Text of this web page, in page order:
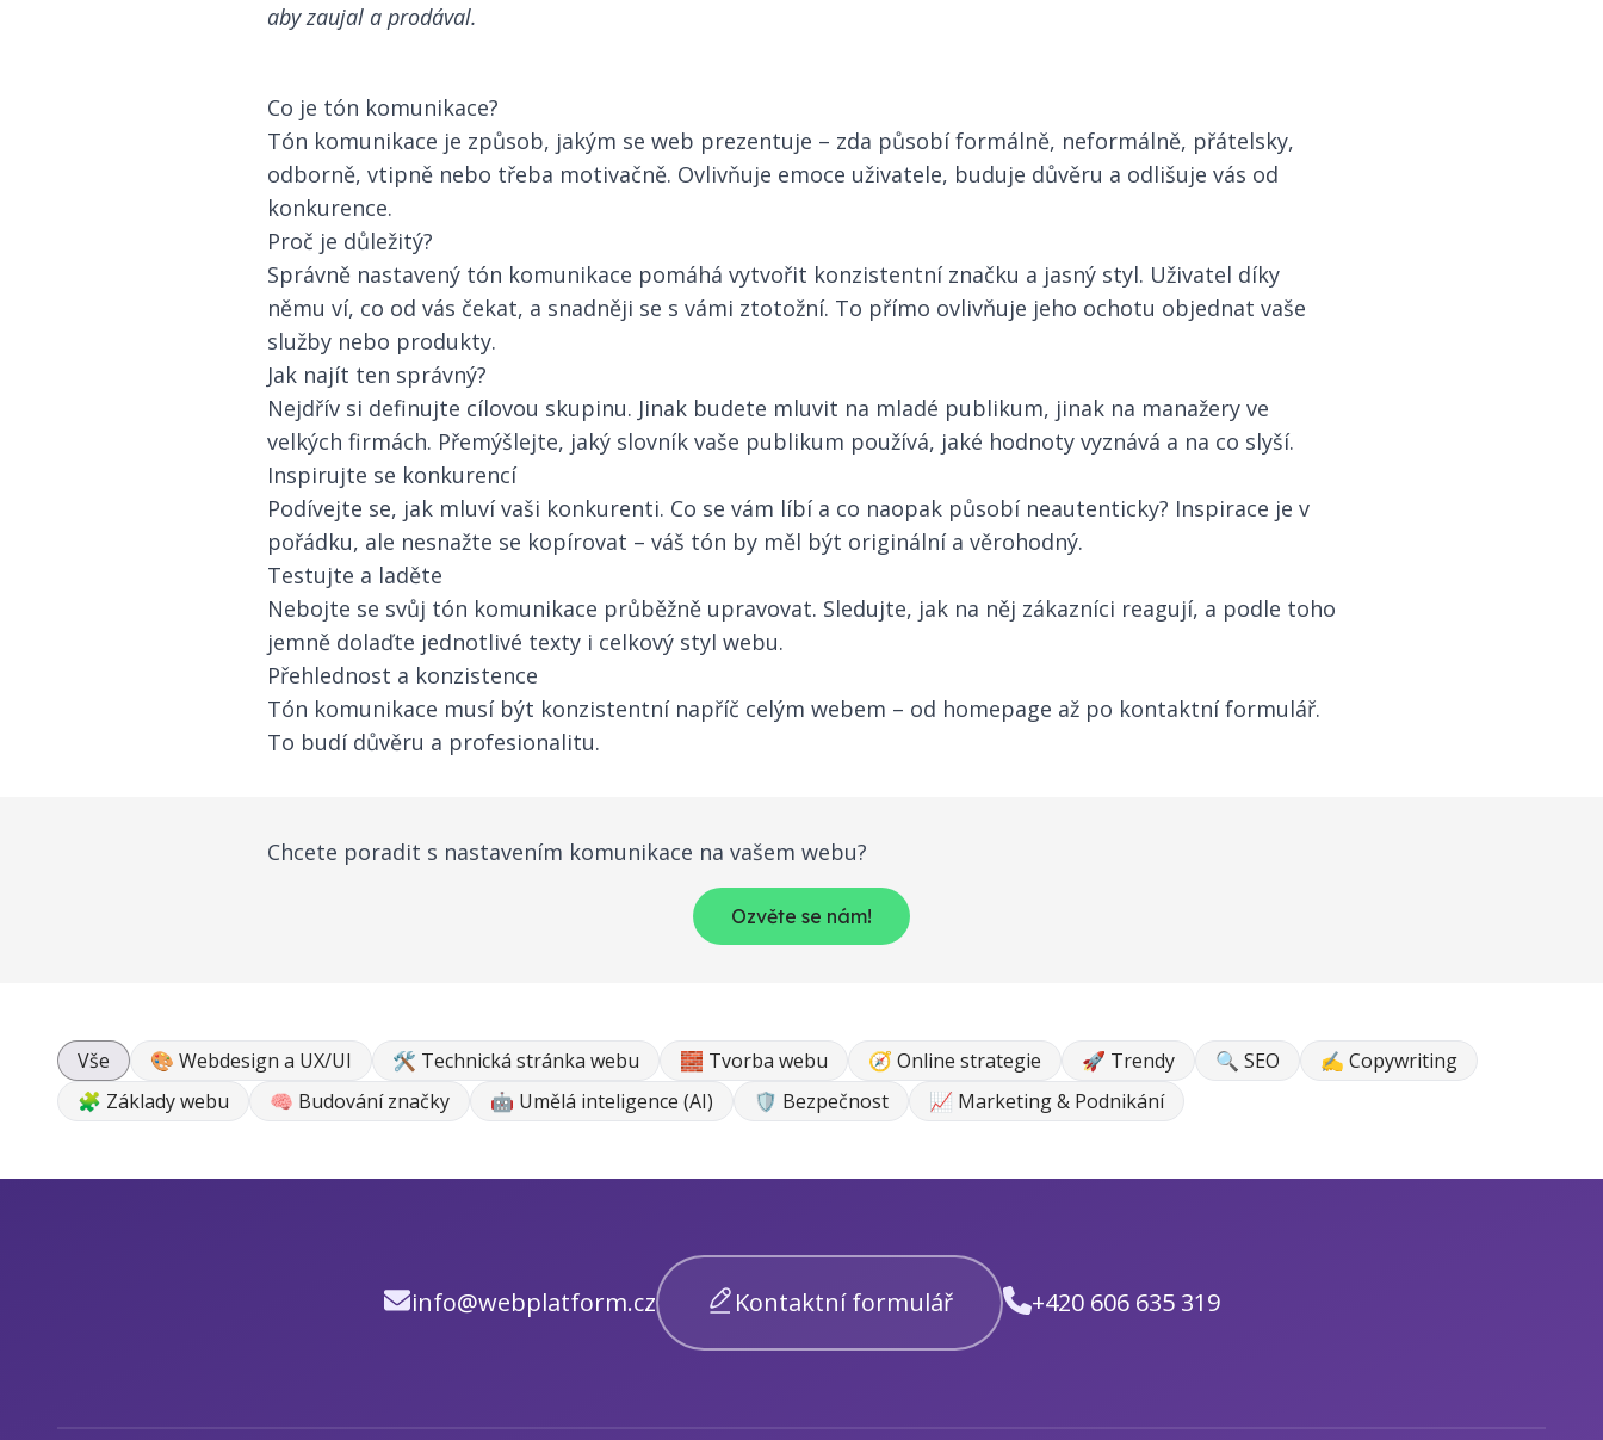
aby zaujal a prodával.
Co je tón komunikace?
Tón komunikace je způsob, jakým se web prezentuje – zda působí formálně, neformálně, přátelsky,
odborně, vtipně nebo třeba motivačně. Ovlivňuje emoce uživatele, buduje důvěru a odlišuje vás od
konkurence.
Proč je důležitý?
Správně nastavený tón komunikace pomáhá vytvořit konzistentní značku a jasný styl. Uživatel díky
němu ví, co od vás čekat, a snadněji se s vámi ztotožní. To přímo ovlivňuje jeho ochotu objednat vaše
služby nebo produkty.
Jak najít ten správný?
Nejdřív si definujte cílovou skupinu. Jinak budete mluvit na mladé publikum, jinak na manažery ve
velkých firmách. Přemýšlejte, jaký slovník vaše publikum používá, jaké hodnoty vyznává a na co slyší.
Inspirujte se konkurencí
Podívejte se, jak mluví vaši konkurenti. Co se vám líbí a co naopak působí neautenticky? Inspirace je v
pořádku, ale nesnažte se kopírovat – váš tón by měl být originální a věrohodný.
Testujte a laděte
Nebojte se svůj tón komunikace průběžně upravovat. Sledujte, jak na něj zákazníci reagují, a podle toho
jemně dolaďte jednotlivé texty i celkový styl webu.
Přehlednost a konzistence
Tón komunikace musí být konzistentní napříč celým webem – od homepage až po kontaktní formulář.
To budí důvěru a profesionalitu.
Chcete poradit s nastavením komunikace na vašem webu?
Ozvěte se nám!
Vše 🎨 Webdesign a UX/UI 🛠 Technická stránka webu 🧱 Tvorba webu 🧭 Online strategie 🚀 Trendy 🔍 SEO
✍ Copywriting
🧩 Základy webu
🧠 Budování značky 🤖 Umělá inteligence (AI) 🛡️ Bezpečnost 📈 Marketing & Podnikání
info@webplatform.cz Kontaktní formulář +420 606 635 319